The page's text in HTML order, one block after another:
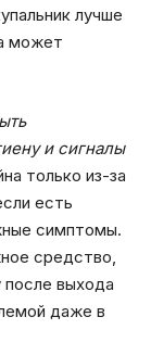
лучше
может
и сигналы
только из-за
есть
симптомы.
средство,
после выхода
даже в